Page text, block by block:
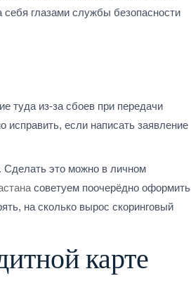
глазами службы безопасности
туда из-за сбоев при передачи
если написать заявление
Сделать это можно в личном
советуем поочерёдно оформить
на сколько вырос скоринговый
карте